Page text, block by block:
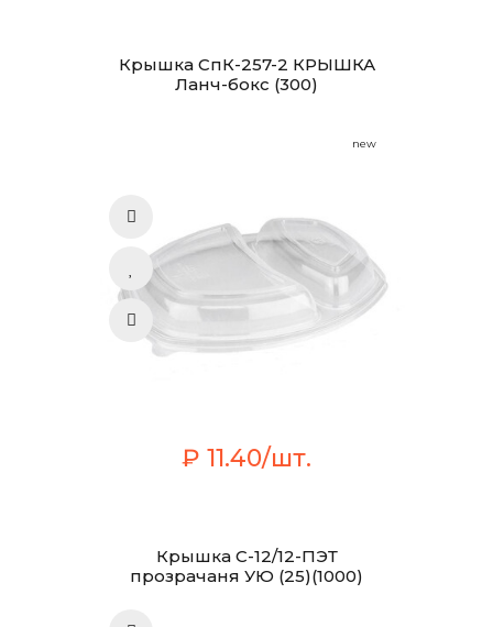
Крышка СпК-257-2 КРЫШКА
Ланч-бокс (300)
new
₽ 11.40/шт.
Крышка С-12/12-ПЭТ
прозрачаня УЮ (25)(1000)